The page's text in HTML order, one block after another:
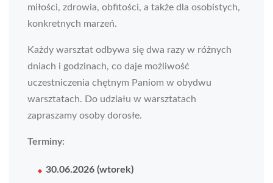
miłości, zdrowia, obfitości, a także dla osobistych,
konkretnych marzeń.
Każdy warsztat odbywa się dwa razy w różnych
dniach i godzinach, co daje możliwość
uczestniczenia chętnym Paniom w obydwu
warsztatach. Do udziału w warsztatach
zapraszamy osoby dorosłe.
Terminy:
30.06.2026 (wtorek)